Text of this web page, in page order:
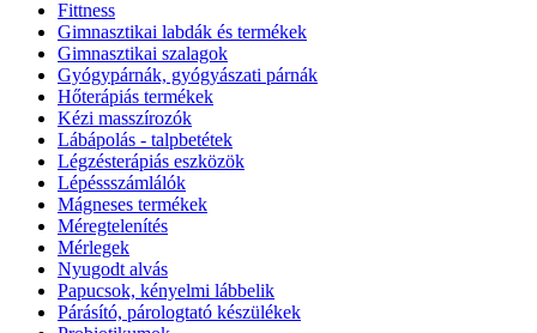
Fittness
Gimnasztikai labdák és termékek
Gimnasztikai szalagok
Gyógypárnák, gyógyászati párnák
Hőterápiás termékek
Kézi masszírozók
Lábápolás - talpbetétek
Légzésterápiás eszközök
Lépéssszámlálók
Mágneses termékek
Méregtelenítés
Mérlegek
Nyugodt alvás
Papucsok, kényelmi lábbelik
Párásító, párologtató készülékek